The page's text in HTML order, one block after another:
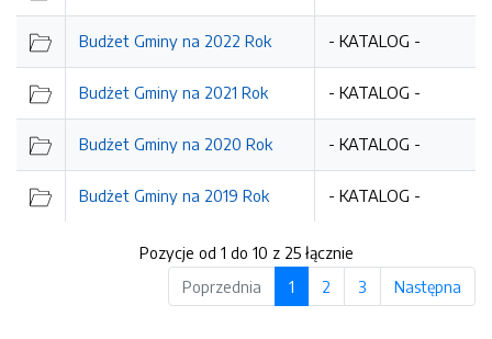
Budżet Gminy na 2022 Rok - KATALOG -
Budżet Gminy na 2021 Rok - KATALOG -
Budżet Gminy na 2020 Rok - KATALOG -
Budżet Gminy na 2019 Rok - KATALOG -
Pozycje od 1 do 10 z 25 łącznie
Poprzednia
1 2 3 Następna